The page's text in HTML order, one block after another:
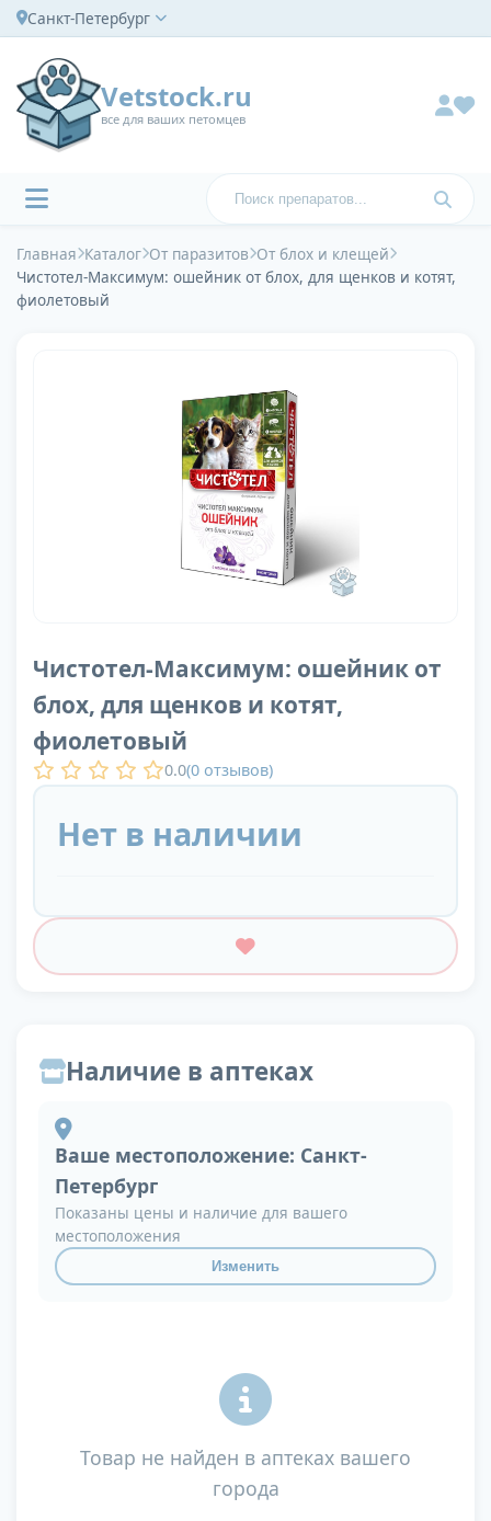
Санкт-Петербург
Vetstock.ru
все для ваших петомцев
Главная Каталог От паразитов От блох и клещей
Чистотел-Максимум: ошейник от блох, для щенков и котят,
фиолетовый
Чистотел-Максимум: ошейник от
блох, для щенков и котят,
фиолетовый
0.0(0 отзывов)
Нет в наличии
Наличие в аптеках
Ваше местоположение: Санкт-
Петербург
Показаны цены и наличие для вашего
местоположения
Изменить
Товар не найден в аптеках вашего
города